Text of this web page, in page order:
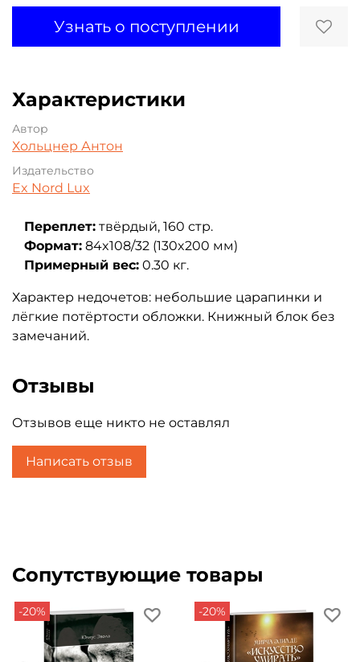
Узнать о поступлении
Характеристики
Автор
Хольцнер Антон
Издательство
Ex Nord Lux
Переплет: твёрдый, 160 стр.
Формат: 84x108/32 (130x200 мм)
Примерный вес: 0.30 кг.
Характер недочетов: небольшие царапинки и
лёгкие потёртости обложки. Книжный блок без
замечаний.
Отзывы
Отзывов еще никто не оставлял
Написать отзыв
Сопутствующие товары
-20% -20%